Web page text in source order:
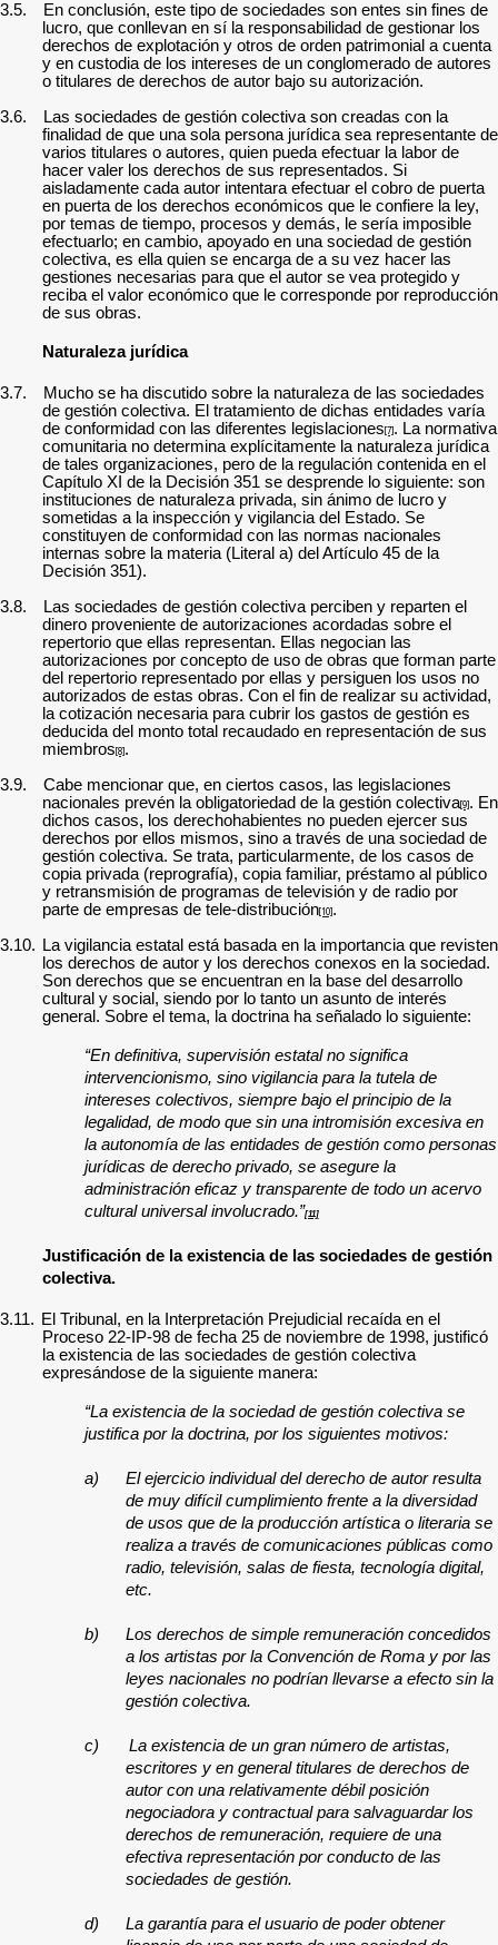
3.5.
En conclusión, este tipo de sociedades son entes sin fines de
lucro, que conllevan en sí la responsabilidad de gestionar los
derechos de explotación y otros de orden patrimonial a cuenta
y en custodia de los intereses de un conglomerado de autores
o titulares de derechos de autor bajo su autorización.
3.6.
Las sociedades de gestión colectiva son creadas con la
finalidad de que una sola persona jurídica sea representante de
varios titulares o autores, quien pueda efectuar la labor de
hacer valer los derechos de sus representados. Si
aisladamente cada autor intentara efectuar el cobro de puerta
en puerta de los derechos económicos que le confiere la ley,
por temas de tiempo, procesos y demás, le sería imposible
efectuarlo; en cambio, apoyado en una sociedad de gestión
colectiva, es ella quien se encarga de a su vez hacer las
gestiones necesarias para que el autor se vea protegido y
reciba el valor económico que le corresponde por reproducción
de sus obras.
Naturaleza jurídica
3.7.
Mucho se ha discutido sobre la naturaleza de las sociedades
de gestión colectiva. El tratamiento de dichas entidades varía
de conformidad con las diferentes legislaciones[7]. La normativa
comunitaria no determina explícitamente la naturaleza jurídica
de tales organizaciones, pero de la regulación contenida en el
Capítulo XI de la Decisión 351 se desprende lo siguiente: son
instituciones de naturaleza privada, sin ánimo de lucro y
sometidas a la inspección y vigilancia del Estado. Se
constituyen de conformidad con las normas nacionales
internas sobre la materia (Literal a) del Artículo 45 de la
Decisión 351).
3.8.
Las sociedades de gestión colectiva perciben y reparten el
dinero proveniente de autorizaciones acordadas sobre el
repertorio que ellas representan. Ellas negocian las
autorizaciones por concepto de uso de obras que forman parte
del repertorio representado por ellas y persiguen los usos no
autorizados de estas obras. Con el fin de realizar su actividad,
la cotización necesaria para cubrir los gastos de gestión es
deducida del monto total recaudado en representación de sus
miembros[8].
3.9.
Cabe mencionar que, en ciertos casos, las legislaciones
nacionales prevén la obligatoriedad de la gestión colectiva[9]. En
dichos casos, los derechohabientes no pueden ejercer sus
derechos por ellos mismos, sino a través de una sociedad de
gestión colectiva. Se trata, particularmente, de los casos de
copia privada (reprografía), copia familiar, préstamo al público
y retransmisión de programas de televisión y de radio por
parte de empresas de tele-distribución[10].
3.10.
La vigilancia estatal está basada en la importancia que revisten
los derechos de autor y los derechos conexos en la sociedad.
Son derechos que se encuentran en la base del desarrollo
cultural y social, siendo por lo tanto un asunto de interés
general. Sobre el tema, la doctrina ha señalado lo siguiente:
“En definitiva, supervisión estatal no significa
intervencionismo, sino vigilancia para la tutela de
intereses colectivos, siempre bajo el principio de la
legalidad, de modo que sin una intromisión excesiva en
la autonomía de las entidades de gestión como personas
jurídicas de derecho privado, se asegure la
administración eficaz y transparente de todo un acervo
cultural universal involucrado.”[11]
Justificación de la existencia de las sociedades de gestión
colectiva.
3.11. El Tribunal, en la Interpretación Prejudicial recaída en el
Proceso 22-IP-98 de fecha 25 de noviembre de 1998, justificó
la existencia de las sociedades de gestión colectiva
expresándose de la siguiente manera:
“La existencia de la sociedad de gestión colectiva se
justifica por la doctrina, por los siguientes motivos:
a)
El ejercicio individual del derecho de autor resulta
de muy difícil cumplimiento frente a la diversidad
de usos que de la producción artística o literaria se
realiza a través de comunicaciones públicas como
radio, televisión, salas de fiesta, tecnología digital,
etc.
b)
Los derechos de simple remuneración concedidos
a los artistas por la Convención de Roma y por las
leyes nacionales no podrían llevarse a efecto sin la
gestión colectiva.
c)
La existencia de un gran número de artistas,
escritores y en general titulares de derechos de
autor con una relativamente débil posición
negociadora y contractual para salvaguardar los
derechos de remuneración, requiere de una
efectiva representación por conducto de las
sociedades de gestión.
d) La garantía para el usuario de poder obtener